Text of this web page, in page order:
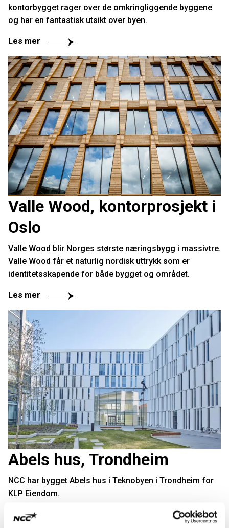
kontorbygget rager over de omkringliggende byggene
og har en fantastisk utsikt over byen.
Les mer
Valle Wood, kontorprosjekt i
Oslo
Valle Wood blir Norges største næringsbygg i massivtre.
Valle Wood får et naturlig nordisk uttrykk som er
identitetsskapende for både bygget og området.
Les mer
Abels hus, Trondheim
NCC har bygget Abels hus i Teknobyen i Trondheim for
KLP Eiendom.
Les mer